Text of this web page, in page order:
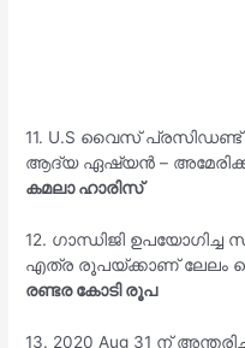
11. U.S വൈസ് പ്രസിഡണ്ട്
ആദ്യ ഏഷ്യൻ –
കമലാ ഹാരിസ്
12. ഗാന്ധിജി ഉപയോഗിച്ച
എത്ര രൂപയ്ക്കാണ് ലേലം
രണ്ടര കോടി രൂപ
13. 2020 Aug 31 ന്